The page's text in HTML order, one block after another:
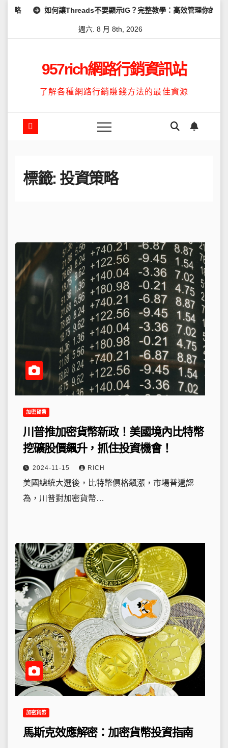
Skip如何讓Threads不要顯示IG？完整教學：高效管理你的線上隱私與數
週六. 8 月 8th, 2026
957rich網路行銷資訊站
了解各種網路行銷賺錢方法的最佳資源
標籤: 投資策略
加密貨幣
川普推加密貨幣新政！美國境內比特幣
挖礦股價飆升，抓住投資機會！
2024-11-15 RICH
美國總統大選後，比特幣價格飆漲，市場普遍認
為，川普對加密貨幣…
加密貨幣
馬斯克效應解密：加密貨幣投資指南